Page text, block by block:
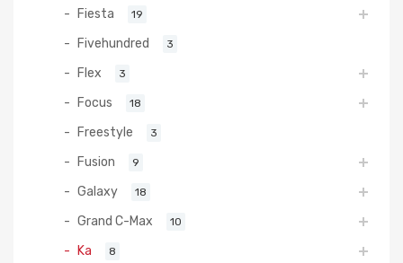
Fiesta 19
Fivehundred 3
Flex 3
Focus 18
Freestyle 3
Fusion 9
Galaxy 18
Grand C-Max 10
Ka 8